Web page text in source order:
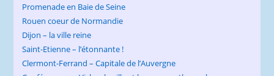
Promenade en Baie de Seine
Rouen coeur de Normandie
Dijon – la ville reine
Saint-Etienne – l’étonnante !
Clermont-Ferrand – Capitale de l’Auvergne